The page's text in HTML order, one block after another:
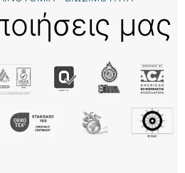
μας